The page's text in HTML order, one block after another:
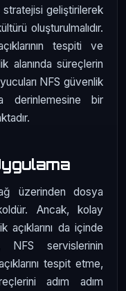
geliştirilerek
oluşturulmalıdır.
tespiti ve
alanında süreçlerin
NFS güvenlik
derinlemesine bir
üzerinden dosya
Ancak, kolay
açıklarını da içinde
NFS servislerinin
tespit etme,
adım adım